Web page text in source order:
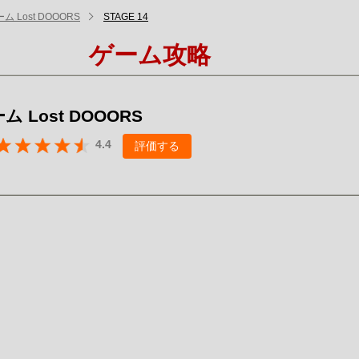
ム Lost DOOORS STAGE 14
ゲーム攻略
ム Lost DOOORS
4.4 評価する